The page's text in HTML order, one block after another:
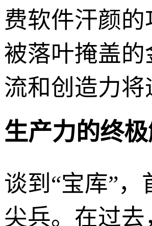
费软件汗颜
被落叶掩盖
流和创造力
生产力的终
谈到“宝库”
尖兵。在过